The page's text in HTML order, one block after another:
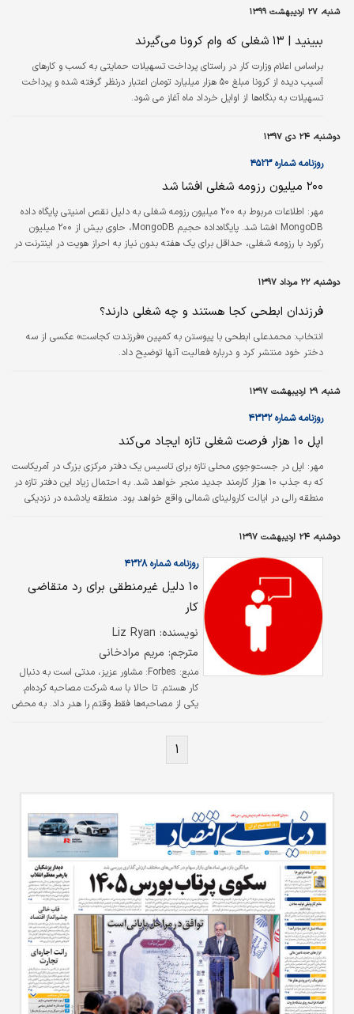
شنبه، ۲۷ اردیبهشت ۱۳۹۹
ببینید | ۱۳ شغلی که وام کرونا می‌گیرند
براساس اعلام وزارت کار در راستای پرداخت تسهیلات حمایتی به کسب و کارهای
آسیب دیده از کرونا مبلغ ۵۰ هزار میلیارد تومان اعتبار درنظر گرفته شده و پرداخت
تسهیلات به بنگاه‌ها از اوایل خرداد ماه آغاز می شود.
دوشنبه، ۲۴ دی ۱۳۹۷
روزنامه شماره ۴۵۲۳
۲۰۰ میلیون رزومه شغلی افشا شد
مهر:
اطلاعات مربوط به ۲۰۰ میلیون رزومه شغلی به دلیل نقص امنیتی پایگاه داده
MongoDB افشا شد. پایگاه‌داده حجیم MongoDB، حاوی بیش از ۲۰۰ میلیون
رکورد با رزومه شغلی، حداقل برای یک هفته بدون نیاز به احراز هویت در اینترنت در
دوشنبه، ۲۲ مرداد ۱۳۹۷
فرزندان ابطحی کجا هستند و چه شغلی دارند؟
انتخاب: محمدعلی ابطحی با پیوستن به کمپین «فرزندت کجاست» عکسی از سه
دختر خود منتشر کرد و درباره فعالیت آنها توضیح داد.
شنبه، ۲۹ اردیبهشت ۱۳۹۷
روزنامه شماره ۴۳۳۲
اپل ۱۰ هزار فرصت شغلی تازه ایجاد می‌کند
مهر: اپل در جست‌وجوی محلی تازه برای تاسیس یک دفتر مرکزی بزرگ در آمریکاست
که به جذب ۱۰ هزار کارمند جدید منجر خواهد شد. به احتمال زیاد این دفتر تازه در
منطقه رالی در ایالت کارولینای شمالی واقع خواهد بود. منطقه یادشده در نزدیکی
اخذ کرده‌اند. ظاهرا اپل برخی مشکلات مالیاتی مربوط به ایالت محل سرمایه‌گذاری
تازه خود را برطرف کرده است. منابع نزدیک به این شرکت میزان سرمایه‌گذاری اپل در
ایالت یاد شده را حدود ۵/ ۱ میلیارد دلار…
دوشنبه، ۲۴ اردیبهشت ۱۳۹۷
روزنامه شماره ۴۳۲۸
۱۰ دلیل غیرمنطقی برای رد متقاضی
کار
نویسنده: Liz Ryan
مترجم: مریم مرادخانی
منبع: Forbes:
مشاور عزیز، مدتی است به دنبال
کار هستم. تا حالا با سه شرکت مصاحبه کرده‌‌ام.
یکی از مصاحبه‌ها فقط وقتم را هدر داد. به محض
پیش خواهد آمد. شرکتی که از من دعوت کرده
اتاقک‌هایشان مشغول کار بودند، بدون آنکه کلامی
۱